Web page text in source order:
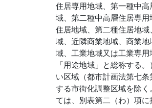
住居専用地域、第一種中
域、第二種中高層住居専
住居地域、第二種住居地
域、近隣商業地域、商業
域、工業地域又は工業専
「用途地域」と総称する
い区域（都市計画法第七
する市街化調整区域を除
ては、別表第二（わ）項